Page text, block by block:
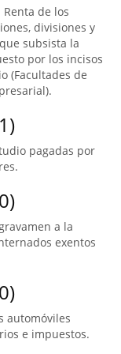
de los
divisiones y
subsista la
por los incisos
(Facultades de
pagadas por
a la
exentos
automóviles
e impuestos.